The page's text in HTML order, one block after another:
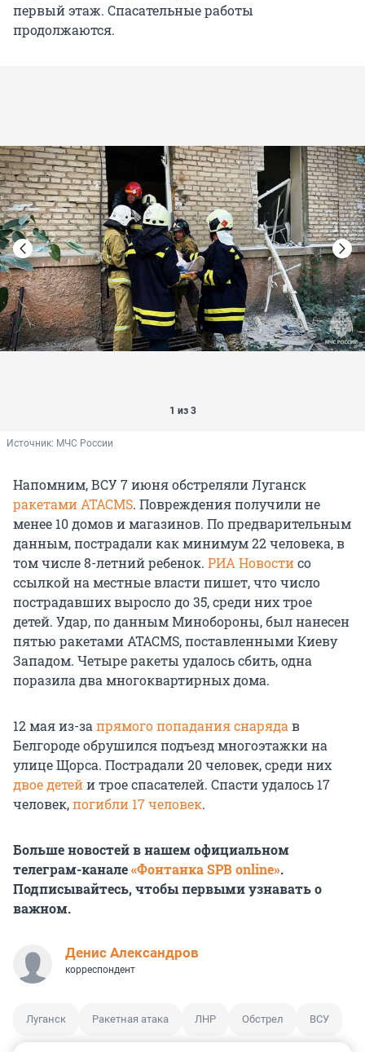
первый этаж. Спасательные работы
продолжаются.
1 из 3
Источник: МЧС России
Напомним, ВСУ 7 июня обстреляли Луганск
ракетами ATACMS. Повреждения получили не
менее 10 домов и магазинов. По предварительным
данным, пострадали как минимум 22 человека, в
том числе 8-летний ребенок. РИА Новостисо
ссылкой на местные власти пишет, что число
пострадавших выросло до 35, среди них трое
детей. Удар, по данным Минобороны, был нанесен
пятью ракетами ATACMS, поставленными Киеву
Западом. Четыре ракеты удалось сбить, одна
поразила два многоквартирных дома.
12 мая из-за прямого попадания снаряда в
Белгороде обрушился подъезд многоэтажки на
улице Щорса. Пострадали 20 человек, среди них
двое детейи трое спасателей. Спасти удалось 17
человек,погибли 17 человек.
Больше новостей в нашем официальном
телеграм-канале«Фонтанка SPB online».
Подписывайтесь, чтобы первыми узнавать о
важном.
Денис Александров
корреспондент
Луганск Ракетная атака ЛНР Обстрел ВСУ